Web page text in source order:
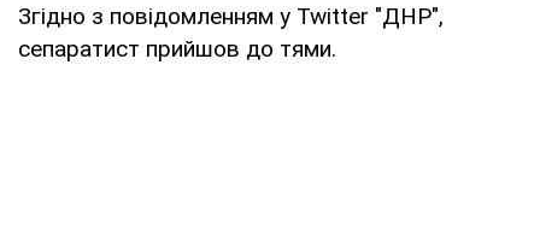
Згідно з повідомленням у Twitter "ДНР",
сепаратист прийшов до тями.